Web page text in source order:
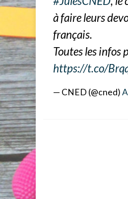
à faire leurs
français.
Toutes les infos
https://t.co/
— CNED (@cned)